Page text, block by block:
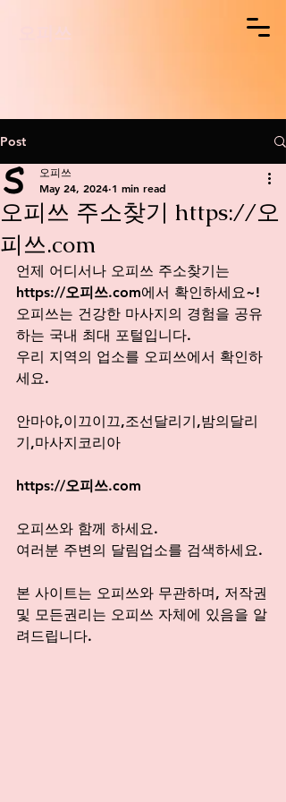
Post
오피쓰 주소찾기 https://오
피쓰.com
오피쓰
May 24, 2024 1 min read
언제 어디서나 오피쓰 주소찾기는
https://오피쓰.com에서 확인하세요~!
오피쓰는 건강한 마사지의 경험을 공유
하는 국내 최대 포털입니다.
우리 지역의 업소를 오피쓰에서 확인하
세요.
안마야,이끄이끄,조선달리기,밤의달리
기,마사지코리아
https://오피쓰.com
오피쓰와 함께 하세요.
여러분 주변의 달림업소를 검색하세요.
본 사이트는 오피쓰와 무관하며, 저작권
및 모든권리는 오피쓰 자체에 있음을 알
려드립니다.